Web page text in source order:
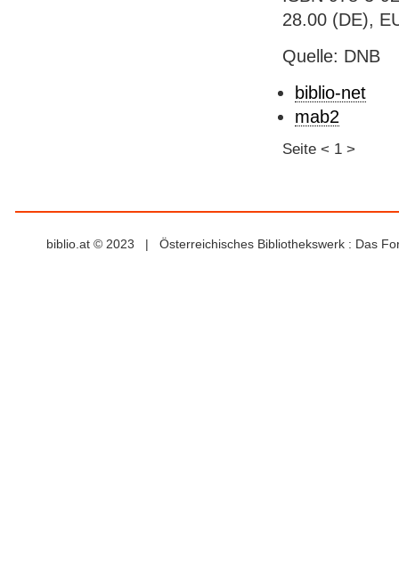
28.00 (DE),
Quelle: DNB
biblio-net
mab2
Seite < 1 >
biblio.at © 2023 | Österreichisches Bibliothekswerk : Das